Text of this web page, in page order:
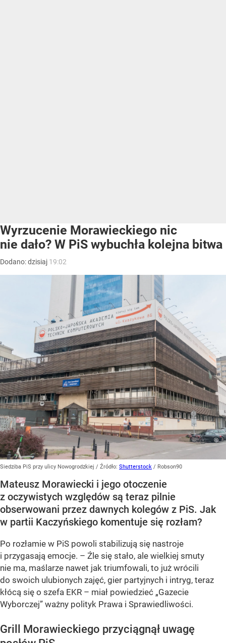
Wyrzucenie Morawieckiego nic
nie dało? W PiS wybuchła kolejna bitwa
Dodano:dzisiaj 19:02
Siedziba PiS przy ulicy Nowogrodzkiej / Źródło: Shutterstock / Robson90
Mateusz Morawiecki i jego otoczenie
z oczywistych względów są teraz pilnie
obserwowani przez dawnych kolegów z PiS. Jak
w partii Kaczyńskiego komentuje się rozłam?
Po rozłamie w PiS powoli stabilizują się nastroje
i przygasają emocje. – Źle się stało, ale wielkiej smuty
nie ma, maślarze nawet jak triumfowali, to już wrócili
do swoich ulubionych zajęć, gier partyjnych i intryg, teraz
kłócą się o szefa EKR – miał powiedzieć „Gazecie
Wyborczej” ważny polityk Prawa i Sprawiedliwości.
Grill Morawieckiego przyciągnął uwagę